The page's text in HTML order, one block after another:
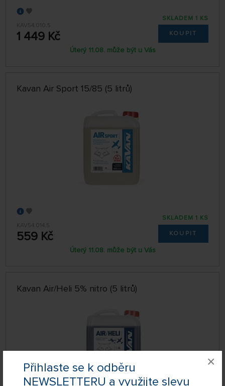
Přihlaste se k odběru
NEWSLETTERU a využijte slevu
×
KAV54.010.5
1 449 Kč
SKLADEM 1 KS
KOUPIT
Úterý 11.08. může být u Vás
Kavan Air Sport 15/85 (5 litrů)
KAV54.014.5
559 Kč
SKLADEM 1 KS
KOUPIT
Úterý 11.08. může být u Vás
Kavan Air/Heli 5% nitro (5 litrů)